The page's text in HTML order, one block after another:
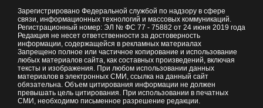
Зарегистрировано Федеральной службой по надзору в сфере
связи, информационных технологий и массовых коммуникаций.
Регистрационный номер: ЭЛ № ФС 77 - 75882 от 24 июня 2019 года
Редакция не несет ответственности за достоверность
информации, содержащейся в рекламных материалах
Запрещено полное или частичное копирование и использование
любых материалов сайта, как составных произведений, включая
тексты и изображения. При любом использовании данных
материалов в электронных СМИ, ссылка на данный сайт
обязательна. Объем цитирования информации не должен
превышать цель цитирования. При использовании в печатных
СМИ, необходимо письменное разрешение редакции.